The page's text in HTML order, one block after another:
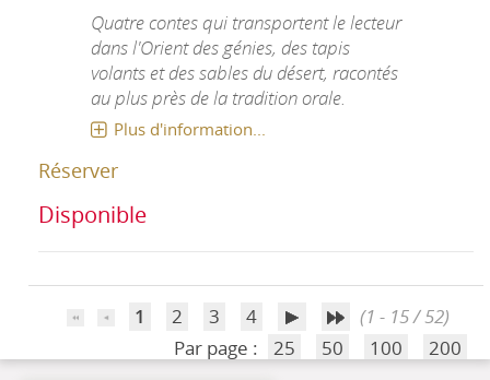
Quatre contes qui transportent le lecteur
dans l'Orient des génies, des tapis
volants et des sables du désert, racontés
au plus près de la tradition orale.
Plus d'information...
Réserver
Disponible
1 2 3 4
(1 - 15 / 52)
Par page :
25 50 100 200